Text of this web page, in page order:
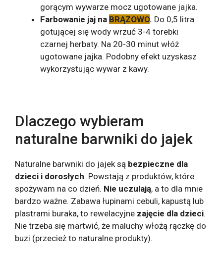
gorącym wywarze mocz ugotowane jajka.
Farbowanie jaj na BRĄZOWO. Do 0,5 litra
gotującej się wody wrzuć 3-4 torebki
czarnej herbaty. Na 20-30 minut włóż
ugotowane jajka. Podobny efekt uzyskasz
wykorzystując wywar z kawy.
Dlaczego wybieram
naturalne barwniki do jajek
Naturalne barwniki do jajek są bezpieczne dla
dzieci i dorosłych. Powstają z produktów, które
spożywam na co dzień. Nie uczulają, a to dla mnie
bardzo ważne. Zabawa łupinami cebuli, kapustą lub
plastrami buraka, to rewelacyjne zajęcie dla dzieci.
Nie trzeba się martwić, że maluchy włożą rączkę do
buzi (przecież to naturalne produkty).